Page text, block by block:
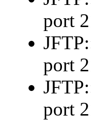
port
port
port